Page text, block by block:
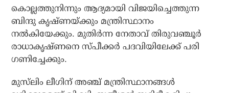
കൊല്ലത്തുനിന്നും ആദ്യമായി വിജയിച്ചെത്തുന്ന
ബിന്ദു കൃഷ്ണയ്ക്കും മന്ത്രിസ്ഥാനം
നൽകിയേക്കും. മുതിർന്ന നേതാവ് തിരുവഞ്ചൂർ
രാധാകൃഷ്ണനെ സ്പീക്കർ പദവിയിലേക്ക് പരി​
ഗണിച്ചേക്കും.
മുസ്‌ലിം ലീഗിന് അഞ്ച് മന്ത്രിസ്ഥാനങ്ങൾ